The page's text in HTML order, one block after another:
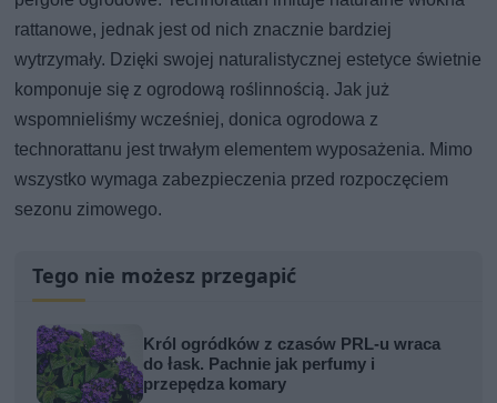
rattanowe, jednak jest od nich znacznie bardziej
wytrzymały. Dzięki swojej naturalistycznej estetyce świetnie
komponuje się z ogrodową roślinnością. Jak już
wspomnieliśmy wcześniej, donica ogrodowa z
technorattanu jest trwałym elementem wyposażenia. Mimo
wszystko wymaga zabezpieczenia przed rozpoczęciem
sezonu zimowego.
Tego nie możesz przegapić
Król ogródków z czasów PRL-u wraca
do łask. Pachnie jak perfumy i
przepędza komary